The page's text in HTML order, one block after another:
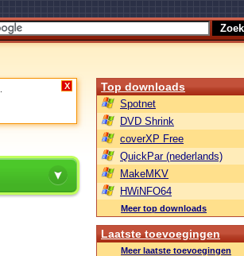
X Top downloads
Spotnet
DVD Shrink
coverXP Free
QuickPar (nederlands)
MakeMKV
HWiNFO64
Meer top downloads
Laatste toevoegingen
Meer laatste toevoegingen